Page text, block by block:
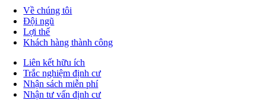
Về chúng tôi
Đội ngũ
Lợi thế
Khách hàng thành công
Liên kết hữu ích
Trắc nghiệm định cư
Nhận sách miễn phí
Nhận tư vấn định cư